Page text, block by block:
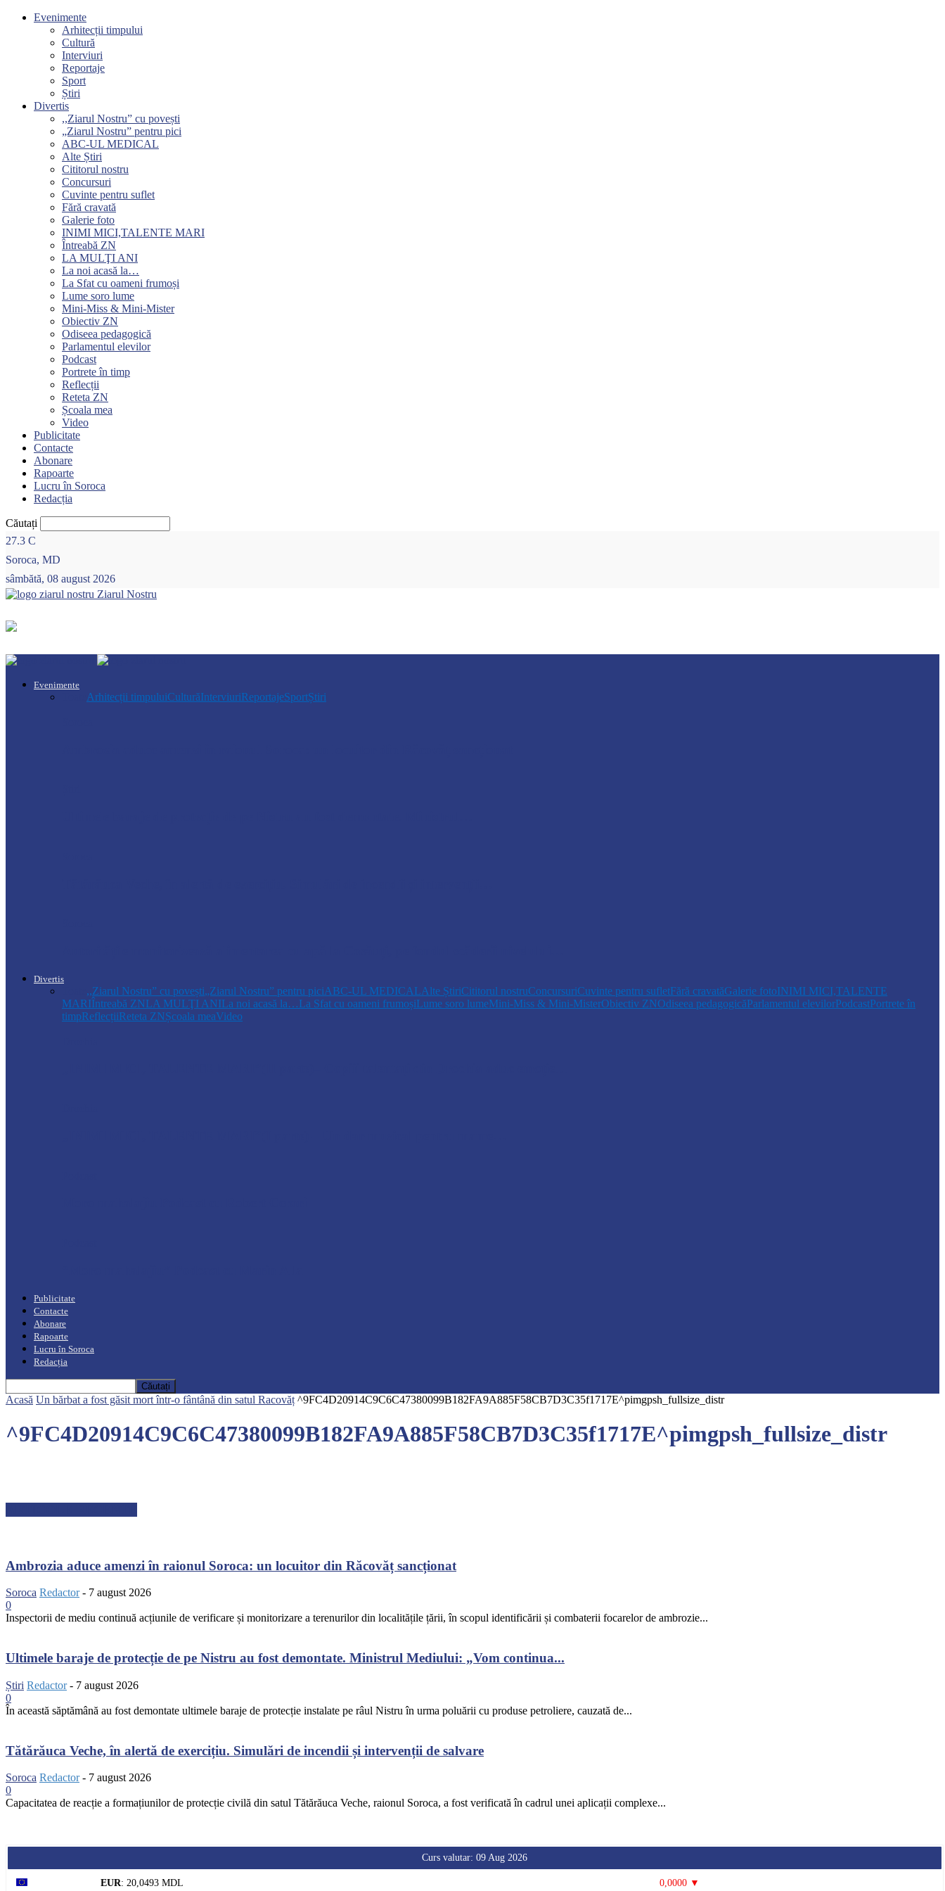
Evenimente
Arhitecții timpului
Cultură
Interviuri
Reportaje
Sport
Știri
Divertis
,,Ziarul Nostru” cu povești
„Ziarul Nostru” pentru pici
ABC-UL MEDICAL
Alte Știri
Cititorul nostru
Concursuri
Cuvinte pentru suflet
Fără cravată
Galerie foto
INIMI MICI,TALENTE MARI
Întreabă ZN
LA MULŢI ANI
La noi acasă la…
La Sfat cu oameni frumoși
Lume soro lume
Mini-Miss & Mini-Mister
Obiectiv ZN
Odiseea pedagogică
Parlamentul elevilor
Podcast
Portrete în timp
Reflecții
Reteta ZN
Școala mea
Video
Publicitate
Contacte
Abonare
Rapoarte
Lucru în Soroca
Redacția
Căutați
27.3 C
Soroca, MD
sâmbătă, 08 august 2026
Ziarul Nostru
Evenimente
Arhitecții timpuluiCulturăInterviuriReportajeSportȘtiri
Divertis
,,Ziarul Nostru” cu povești„Ziarul Nostru” pentru piciABC-UL MEDICALAlte ȘtiriCititorul nostruConcursuriCuvinte pentru sufletFără cravatăGalerie fotoINIMI MICI,TALENTE
MARIÎntreabă ZNLA MULŢI ANILa noi acasă la…La Sfat cu oameni frumoșiLume soro lumeMini-Miss & Mini-MisterObiectiv ZNOdiseea pedagogicăParlamentul elevilorPodcastPortrete în
timpReflecțiiReteta ZNȘcoala meaVideo
Publicitate
Contacte
Abonare
Rapoarte
Lucru în Soroca
Redacția
Acasă Un bărbat a fost găsit mort într-o fântână din satul Racovăț ^9FC4D20914C9C6C47380099B182FA9A885F58CB7D3C35f1717E^pimgpsh_fullsize_distr
^9FC4D20914C9C6C47380099B182FA9A885F58CB7D3C35f1717E^pimgpsh_fullsize_distr
Ambrozia aduce amenzi în raionul Soroca: un locuitor din Răcovăț sancționat
Soroca Redactor - 7 august 2026
0
Inspectorii de mediu continuă acțiunile de verificare și monitorizare a terenurilor din localitățile țării, în scopul identificării și combaterii focarelor de ambrozie...
Ultimele baraje de protecție de pe Nistru au fost demontate. Ministrul Mediului: „Vom continua...
Știri Redactor - 7 august 2026
0
În această săptămână au fost demontate ultimele baraje de protecție instalate pe râul Nistru în urma poluării cu produse petroliere, cauzată de...
Tătărăuca Veche, în alertă de exercițiu. Simulări de incendii și intervenții de salvare
Soroca Redactor - 7 august 2026
0
Capacitatea de reacție a formațiunilor de protecție civilă din satul Tătărăuca Veche, raionul Soroca, a fost verificată în cadrul unei aplicații complexe...
Curs valutar: 09 Aug 2026
EUR: 20,0493 MDL
0,0000 ▼